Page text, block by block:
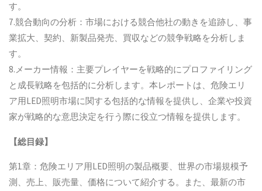
す。
7.競合動向の分析：市場における競合他社の動きを追跡し、事
業拡大、契約、新製品発売、買収などの競争戦略を分析しま
す。
8.メーカー情報：主要プレイヤーを戦略的にプロファイリング
と成長戦略を包括的に分析します。本レポートは、危険エリ
ア用LED照明市場に関する包括的な情報を提供し、企業や投資
家が戦略的な意思決定を行う際に役立つ情報を提供します。
【総目録】
第1章：危険エリア用LED照明の製品概要、世界の市場規模予
測、売上、販売量、価格について紹介する。また、最新の市